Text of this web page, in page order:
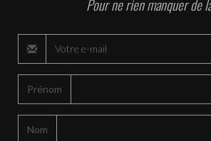
Pour ne rien manquer de
Prénom
Nom